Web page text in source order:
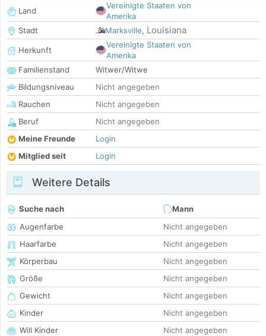
Land
Vereinigte Staaten von
Amerika
Stadt
Marksville, Louisiana
Herkunft
Vereinigte Staaten von
Amerika
Familienstand
Witwer/Witwe
Bildungsniveau
Nicht angegeben
Rauchen
Nicht angegeben
Beruf
Nicht angegeben
Meine Freunde
Login
Mitglied seit
Login
Weitere Details
Suche nach
Mann
Augenfarbe
Nicht angegeben
Haarfarbe
Nicht angegeben
Körperbau
Nicht angegeben
Größe
Nicht angegeben
Gewicht
Nicht angegeben
Kinder
Nicht angegeben
Will Kinder
Nicht angegeben